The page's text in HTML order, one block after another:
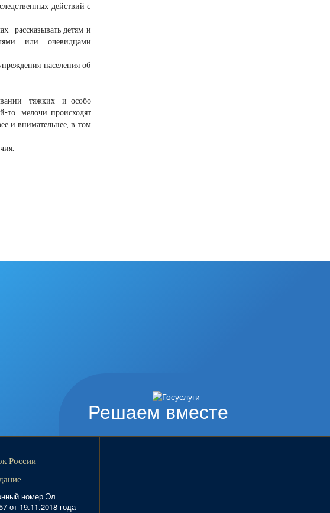
действий с
рассказывать детям и
или очевидцами
населения об
тяжких и особо
то мелочи происходят
и внимательнее, в том
Решаем вместе
России
номер Эл
от 19.11.2018 года